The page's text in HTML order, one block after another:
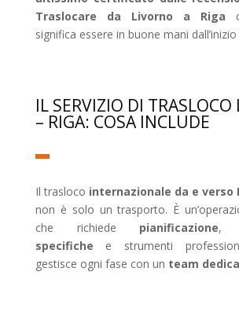
Traslocare da Livorno a Riga
significa essere in buone mani
IL SERVIZIO DI TRASLOCO
– RIGA: COSA INCLUDE
Il trasloco internazionale da e verso
non è solo un trasporto. È
che richiede pianificazione,
specifiche e strumenti
gestisce ogni fase con un team